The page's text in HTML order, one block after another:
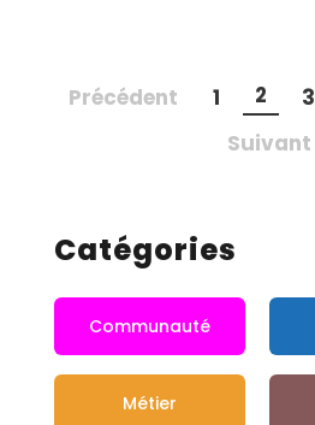
Précédent 1 2 3
Suivant
Catégories
Communauté
Métier